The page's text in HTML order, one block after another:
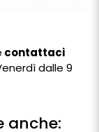
contattaci
dalle 9
anche: